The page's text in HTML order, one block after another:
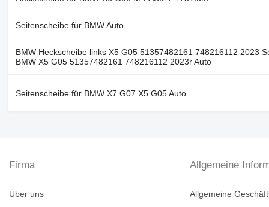
Seitenscheibe für BMW Auto
BMW Heckscheibe links X5 G05 51357482161 748216112 2023
BMW X5 G05 51357482161 748216112 2023r Auto
Seitenscheibe für BMW X7 G07 X5 G05 Auto
Firma
Über uns
Allgemeine
Allgemeine